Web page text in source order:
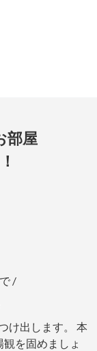
部屋
/
け出します。 本
を固めましょ